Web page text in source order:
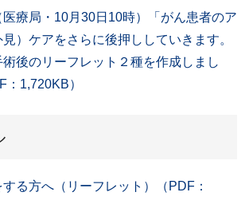
医療局・10月30日10時）「がん患者のア
）ケアをさらに後押ししていきます。
術後のリーフレット２種を作成しまし
：1,720KB）
る方へ（リーフレット）（PDF：